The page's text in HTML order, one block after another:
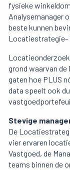
fysieke
Analysemanager
beste kunnen
Locatiestrategie-
grond waarvan
gaten hoe PLUS
data speelt ook
Stevige
De
vier ervaren
Vastgoed, de
teams binnen de